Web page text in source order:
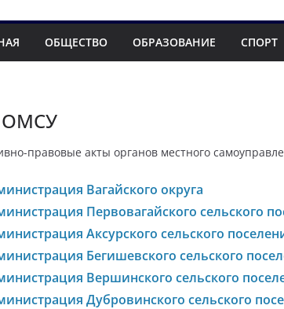
ОБЩЕСТВО ОБРАЗОВАНИЕ СПОРТ
правовые акты органов местного
Вагайского округа
Первовагайского сельского
Аксурского сельского
Бегишевского сельского
Вершинского сельского
Дубровинского сельского